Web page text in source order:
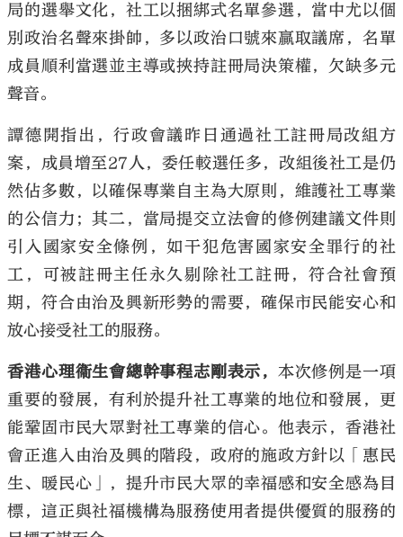
局的選舉文化，社工以捆綁式名單參選，當中尤以個
別政治名聲來掛帥，多以政治口號來贏取議席，名單
成員順利當選並主導或挾持註冊局決策權，欠缺多元
聲音。
譚德開指出，行政會議昨日通過社工註冊局改組方
案，成員增至27人，委任較選任多，改組後社工是仍
然佔多數，以確保專業自主為大原則，維護社工專業
的公信力；其二，當局提交立法會的修例建議文件則
引入國家安全條例，如干犯危害國家安全罪行的社
工，可被註冊主任永久剔除社工註冊，符合社會預
期，符合由治及興新形勢的需要，確保市民能安心和
放心接受社工的服務。
香港心理衞生會總幹事程志剛表示， 本次修例是一項
重要的發展，有利於提升社工專業的地位和發展，更
能鞏固市民大眾對社工專業的信心。他表示，香港社
會正進入由治及興的階段，政府的施政方針以「惠民
生、暖民心」，提升市民大眾的幸福感和安全感為目
標，這正與社福機構為服務使用者提供優質的服務的